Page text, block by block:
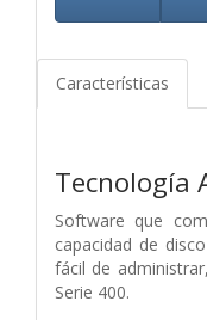
Características
Tecnología
Software que
capacidad de
fácil de
Serie 400.